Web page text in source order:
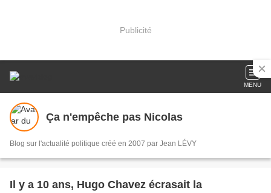
Publicité
MENU
Ça n'empêche pas Nicolas
Blog sur l'actualité politique créé en 2007 par Jean LÉVY
Il y a 10 ans, Hugo Chavez écrasait la